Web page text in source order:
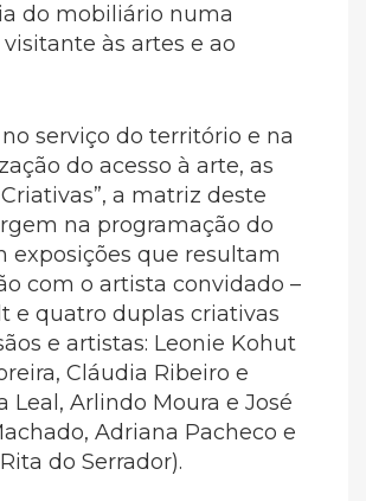
do mobiliário numa
visitante às artes e ao
serviço do território e na
do acesso à arte, as
a matriz deste
na programação do
exposições que resultam
com o artista convidado –
e quatro duplas criativas
e artistas: Leonie Kohut
Cláudia Ribeiro e
Leal, Arlindo Moura e José
Adriana Pacheco e
do Serrador).